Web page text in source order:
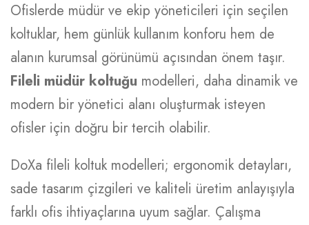
Ofislerde müdür ve ekip yöneticileri için seçilen
koltuklar, hem günlük kullanım konforu hem de
alanın kurumsal görünümü açısından önem taşır.
Fileli müdür koltuğu modelleri, daha dinamik ve
modern bir yönetici alanı oluşturmak isteyen
ofisler için doğru bir tercih olabilir.
DoXa fileli koltuk modelleri; ergonomik detayları,
sade tasarım çizgileri ve kaliteli üretim anlayışıyla
farklı ofis ihtiyaçlarına uyum sağlar. Çalışma